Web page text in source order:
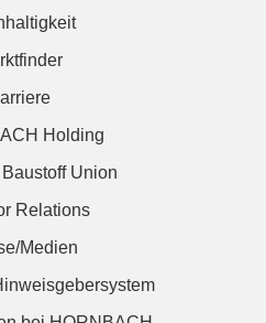
Holding
Union
Relations
Medien